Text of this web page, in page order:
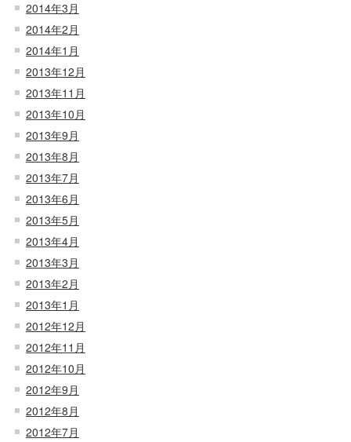
2014年3月
2014年2月
2014年1月
2013年12月
2013年11月
2013年10月
2013年9月
2013年8月
2013年7月
2013年6月
2013年5月
2013年4月
2013年3月
2013年2月
2013年1月
2012年12月
2012年11月
2012年10月
2012年9月
2012年8月
2012年7月